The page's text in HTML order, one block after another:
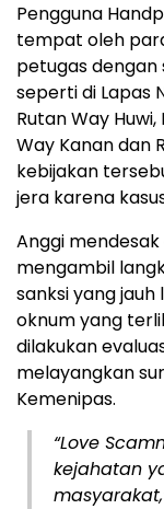
Pengguna
tempat oleh
petugas
seperti di Lapas
Rutan Way
Way Kanan dan
kebijakan
jera karena
Anggi
mengambil
sanksi yang
oknum yang
dilakukan
melayangkan
Kemenipas.
“Love
kejahatan